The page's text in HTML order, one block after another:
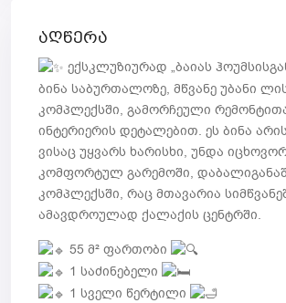
აღწერა
ექსკლუზიურად „ბაიას
ბინა საბურთალოზე, მწვანე უბანი
კომპლექსში, გამორჩეული
ინტერიერის დეტალებით. ეს ბინა
ვისაც უყვარს ხარისხი, უნდა
კომფორტულ გარემოში,
კომპლექსში, რაც მთავარია
ამავდროულად ქალაქის ცენტრში.
55 მ² ფართობი
1 საძინებელი
1 სველი წერტილი